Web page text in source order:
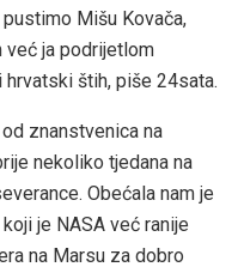
Mišu Kovača,
već ja podrijetlom
hrvatski štih, piše 24sata.
znanstvenica na
nekoliko tjedana na
Obećala nam je
je NASA već ranije
na Marsu za dobro